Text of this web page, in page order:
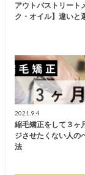
アウトバストリート
ク・オイル】違いと
2021.9.4
縮毛矯正をして３ヶ
ジさせたくない人の
法